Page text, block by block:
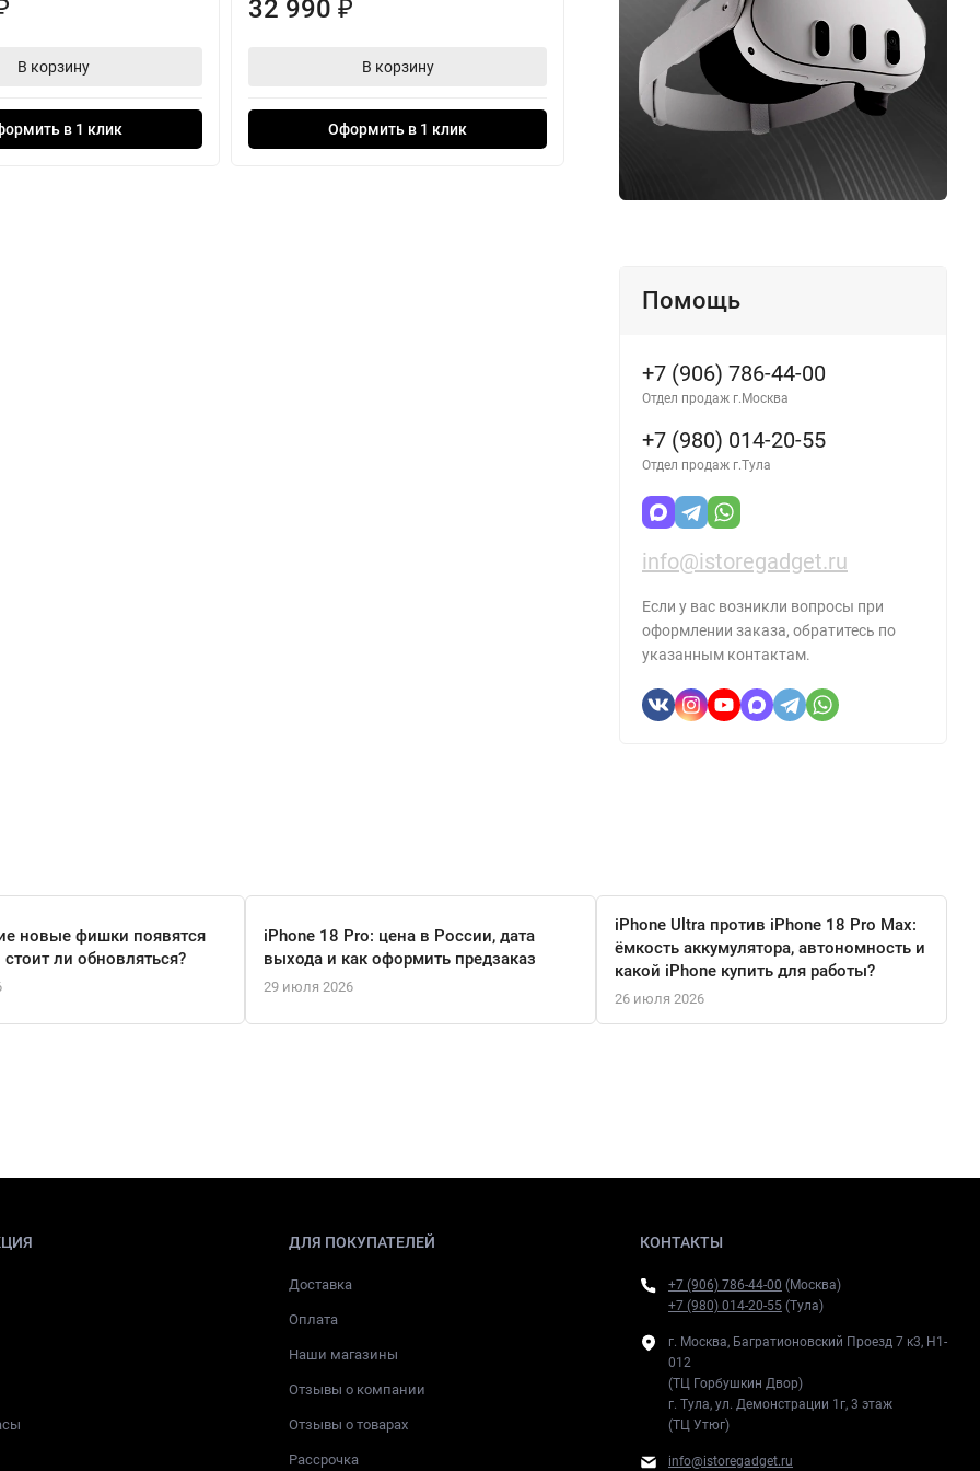
В корзину
в 1 клик
32 990₽
В корзину
Оформить в 1 клик
39 990₽
В корзину
Оформить в 1 клик
Помощь
+7 (906) 786-44-00
Отдел продаж г.Москва
+7 (980) 014-20-55
Отдел продаж г.Тула
info@istoregadget.ru
Если у вас возникли вопросы при
оформлении заказа, обратитесь по
указанным контактам.
новые фишки появятся
ли обновляться?
iPhone 18 Pro: цена в России, дата
выхода и как оформить предзаказ
29 июля 2026
iPhone Ultra против iPhone 18 Pro Max:
ёмкость аккумулятора, автономность и
какой iPhone купить для работы?
26 июля 2026
ДЛЯ ПОКУПАТЕЛЕЙ
Доставка
Оплата
Наши магазины
Отзывы о компании
Отзывы о товарах
Рассрочка
КОНТАКТЫ
+7 (906) 786-44-00 (Москва)
+7 (980) 014-20-55 (Тула)
г. Москва, Багратионовский Проезд 7 к3, H1-
012
(ТЦ Горбушкин Двор)
г. Тула, ул. Демонстрации 1г, 3 этаж
(ТЦ Утюг)
info@istoregadget.ru